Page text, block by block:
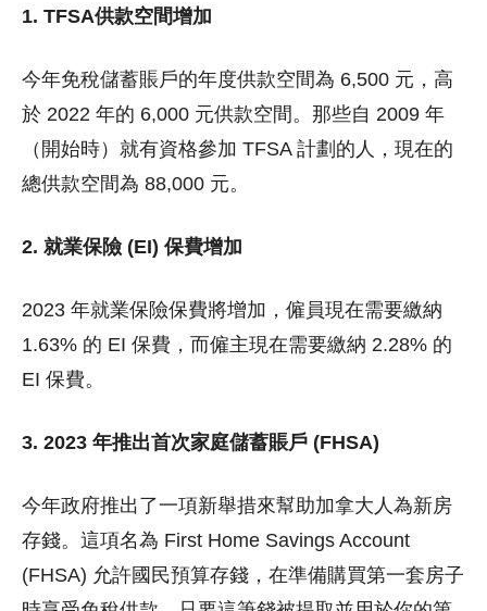
1. TFSA供款空間增加
今年免稅儲蓄賬戶的年度供款空間為 6,500 元，高
於 2022 年的 6,000 元供款空間。那些自 2009 年
（開始時）就有資格參加 TFSA 計劃的人，現在的
總供款空間為 88,000 元。
2. 就業保險 (EI) 保費增加
2023 年就業保險保費將增加，僱員現在需要繳納
1.63% 的 EI 保費，而僱主現在需要繳納 2.28% 的
EI 保費。
3. 2023 年推出首次家庭儲蓄賬戶 (FHSA)
今年政府推出了一項新舉措來幫助加拿大人為新房
存錢。這項名為 First Home Savings Account
(FHSA) 允許國民預算存錢，在準備購買第一套房子